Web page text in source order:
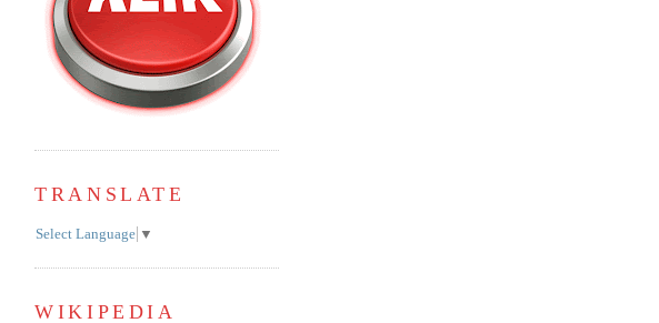
TRANSLATE
Select Language ▼
WIKIPEDIA